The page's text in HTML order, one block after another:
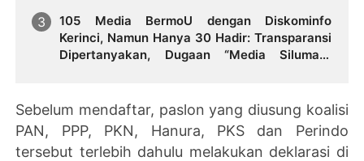
105 Media BermoU dengan Diskominfo
Kerinci, Namun Hanya 30 Hadir: Transparansi
Dipertanyakan, Dugaan “Media Siluman”
Sebelum mendaftar, paslon yang diusung koalisi
PAN, PPP, PKN, Hanura, PKS dan Perindo
tersebut terlebih dahulu melakukan deklarasi di